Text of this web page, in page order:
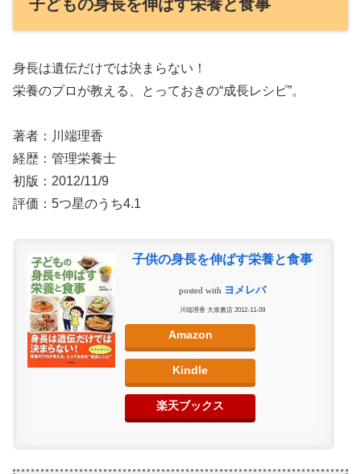
子どもの身長を伸ばす栄養と食事
身長は遺伝だけでは決まらない！
栄養のプロが教える、とっておきの“成長レシピ”。
著者：川端理香
経歴：管理栄養士
初版：2012/11/9
評価：5つ星のうち4.1
子供の身長を伸ばす栄養と食事
posted with ヨメレバ
川端理香 大泉書店 2012-11-09
Amazon
Kindle
楽天ブックス